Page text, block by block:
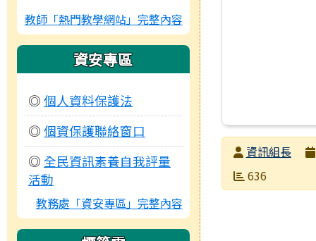
教師「熱門教學網站」完整內容
資安專區
◎ 個人資料保護法
◎ 個資保護聯絡窗口
◎ 全民資訊素養自我評量
活動
教務處「資安專區」完整內容
發布者資訊組長
發布日期
瀏覽次數
636